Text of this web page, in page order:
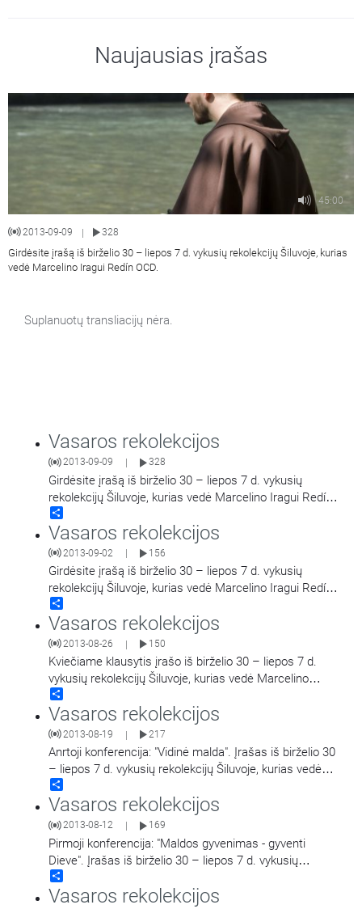
Naujausias įrašas
45:00
2013-09-09 | 328
Girdėsite įrašą iš birželio 30 – liepos 7 d. vykusių rekolekcijų Šiluvoje, kurias
vedė Marcelino Iragui Redín OCD.
Suplanuotų transliacijų nėra.
Vasaros rekolekcijos
2013-09-09 328
Girdėsite įrašą iš birželio 30 – liepos 7 d. vykusių
rekolekcijų Šiluvoje, kurias vedė Marcelino Iragui Redín
OCD.
Vasaros rekolekcijos
2013-09-02 156
Girdėsite įrašą iš birželio 30 – liepos 7 d. vykusių
rekolekcijų Šiluvoje, kurias vedė Marcelino Iragui Redín
OCD.
Vasaros rekolekcijos
2013-08-26 | 150
Kviečiame klausytis įrašo iš birželio 30 – liepos 7 d.
vykusių rekolekcijų Šiluvoje, kurias vedė Marcelino
Iragui Redín OCD.
Vasaros rekolekcijos
2013-08-19 | 217
Anrtoji konferencija: "Vidinė malda". Įrašas iš birželio 30
– liepos 7 d. vykusių rekolekcijų Šiluvoje, kurias vedė
Marcelino Iragui Redín OCD.
Vasaros rekolekcijos
2013-08-12 169
Pirmoji konferencija: "Maldos gyvenimas - gyventi
Dieve". Įrašas iš birželio 30 – liepos 7 d. vykusių
rekolekcijų Šiluvoje, kurias vedė Marcelino Iragui
Vasaros rekolekcijos